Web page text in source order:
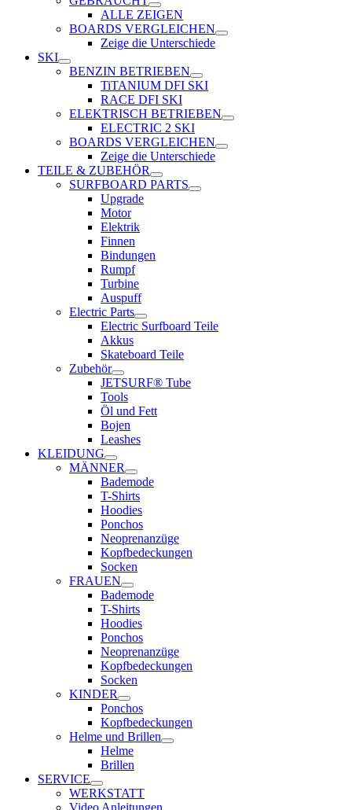
ALLE ZEIGEN
BOARDS VERGLEICHEN
Zeige die Unterschiede
SKI
BENZIN BETRIEBEN
TiTANIUM DFI SKI
RACE DFI SKI
ELEKTRISCH BETRIEBEN
ELECTRIC 2 SKI
BOARDS VERGLEICHEN
Zeige die Unterschiede
TEILE & ZUBEHÖR
SURFBOARD PARTS
Upgrade
Motor
Elektrik
Finnen
Bindungen
Rumpf
Turbine
Auspuff
Electric Parts
Electric Surfboard Teile
Akkus
Skateboard Teile
Zubehör
JETSURF® Tube
Tools
Öl und Fett
Bojen
Leashes
KLEIDUNG
MÄNNER
Bademode
T-Shirts
Hoodies
Ponchos
Neoprenanzüge
Kopfbedeckungen
Socken
FRAUEN
Bademode
T-Shirts
Hoodies
Ponchos
Neoprenanzüge
Kopfbedeckungen
Socken
KINDER
Ponchos
Kopfbedeckungen
Helme und Brillen
Helme
Brillen
SERVICE
WERKSTATT
Video Anleitungen